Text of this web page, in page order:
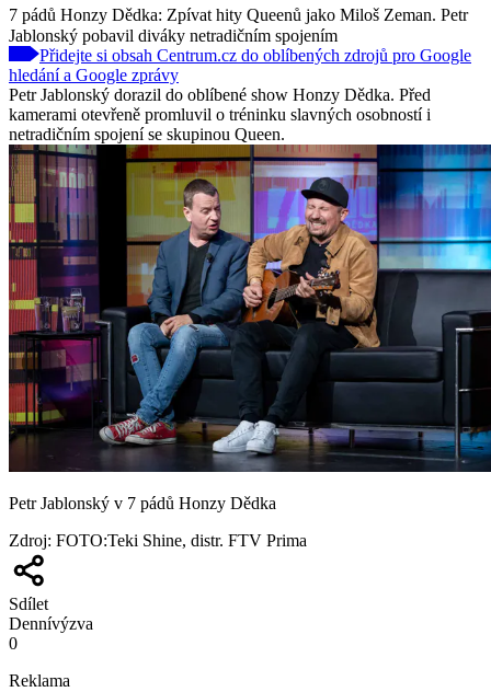
7 pádů Honzy Dědka: Zpívat hity Queenů jako Miloš Zeman. Petr
Jablonský pobavil diváky netradičním spojením
Přidejte si obsah Centrum.cz do oblíbených zdrojů pro Google
hledání a Google zprávy
Petr Jablonský dorazil do oblíbené show Honzy Dědka. Před
kamerami otevřeně promluvil o tréninku slavných osobností i
netradičním spojení se skupinou Queen.
Petr Jablonský v 7 pádů Honzy Dědka
Zdroj: FOTO:Teki Shine, distr. FTV Prima
Sdílet
Dennívýzva
0
Reklama